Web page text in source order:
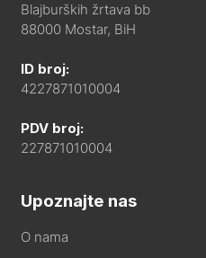
Blajburških žrtava bb
88000 Mostar, BiH
ID broj:
4227871010004
PDV broj:
227871010004
Upoznajte nas
O nama